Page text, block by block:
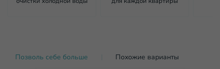
Позволь себе больше Похожие варианты